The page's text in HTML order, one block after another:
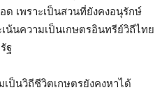
เพราะเป็นสวนที่ยังคงอนุรักษ์
น้นความเป็นเกษตรอินทรีย์วิถีไทย
ฐ
ป็นวิถีชีวิตเกษตรยังคงหาได้